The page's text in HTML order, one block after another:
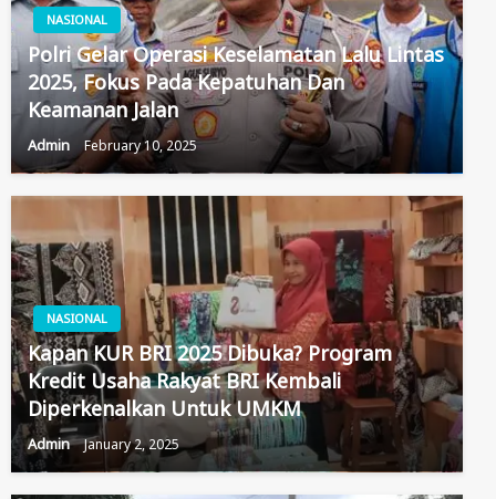
NASIONAL
Polri Gelar Operasi Keselamatan Lalu Lintas
2025, Fokus Pada Kepatuhan Dan
Keamanan Jalan
Admin February 10, 2025
NASIONAL
Kapan KUR BRI 2025 Dibuka? Program
Kredit Usaha Rakyat BRI Kembali
Diperkenalkan Untuk UMKM
Admin January 2, 2025